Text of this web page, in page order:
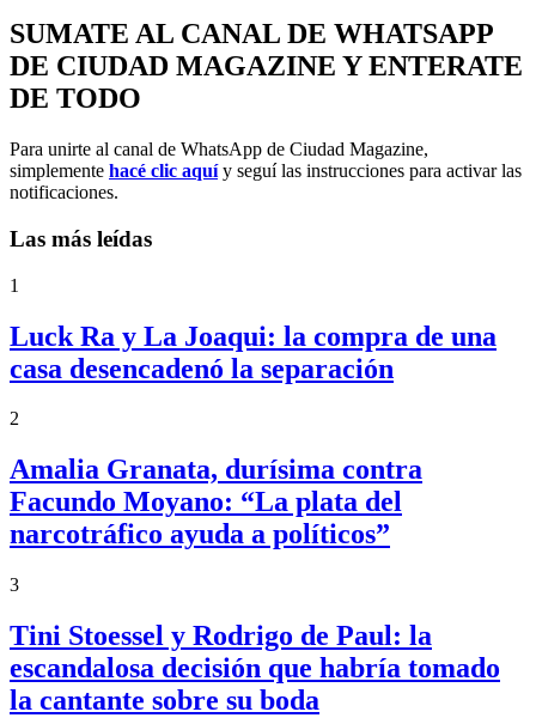
SUMATE AL CANAL DE WHATSAPP
DE CIUDAD MAGAZINE Y ENTERATE
DE TODO
Para unirte al canal de WhatsApp de Ciudad Magazine,
simplemente hacé clic aquíy seguí las instrucciones para activar las
notificaciones.
Las más leídas
1
Luck Ra y La Joaqui: la compra de una
casa desencadenó la separación
2
Amalia Granata, durísima contra
Facundo Moyano: “La plata del
narcotráfico ayuda a políticos”
3
Tini Stoessel y Rodrigo de Paul: la
escandalosa decisión que habría tomado
la cantante sobre su boda